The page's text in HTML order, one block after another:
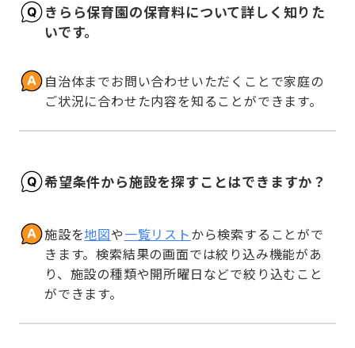
きらら保育園の保育料について詳しく知りた
いです。
自治体までお問い合わせいただくことで家庭の
ご状況に合わせた内容を知ることができます。
希望条件から施設を探すことはできますか？
施設を地図や一覧リストから検索することがで
きます。検索結果の画面では絞り込み機能があ
り、施設の種類や開所曜日などで絞り込むこと
ができます。